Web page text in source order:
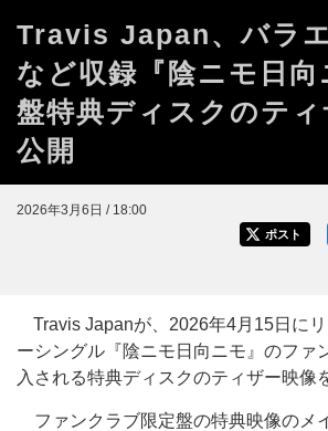
Travis Japan、バラ
など収録『陰ニモ日向
盤特典ディスクのティ
公開
2026年3月6日 / 18:00
ポスト
Travis Japanが、2026年4月15日にリ
ーシングル『陰ニモ日向ニモ』のファ
入される特典ディスクのティザー映像
ファンクラブ限定盤の特典映像のメ